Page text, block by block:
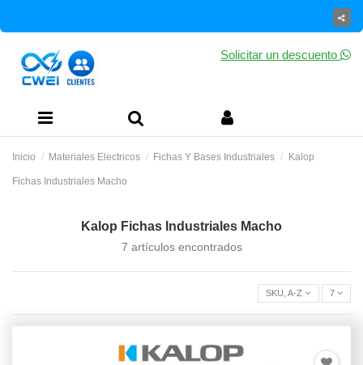
Solicitar un descuento
Inicio Materiales Electricos Fichas Y Bases Industriales Kalop
Fichas Industriales Macho
Kalop Fichas Industriales Macho
7 artículos encontrados
SKU,